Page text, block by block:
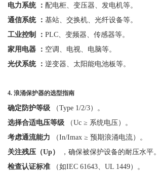
电力系统 ： 配电柜、变压器、发电机等。
通信系统
： 基站、交换机、光纤设备等。
工业控制
： PLC、变频器、传感器等。
家用电器
： 空调、电视、电脑等。
光伏系统
： 逆变器、太阳能电池板等。
4. 浪涌保护器的选型指南
确定防护等级 （Type 1/2/3）。
选择合适电压等级
（Uc ≥ 系统电压）。
考虑通流能力
（In/Imax ≥ 预期浪涌电流）。
关注残压（Up）
，确保被保护设备的耐压水平。
检查认证标准
（如IEC 61643、UL 1449）。